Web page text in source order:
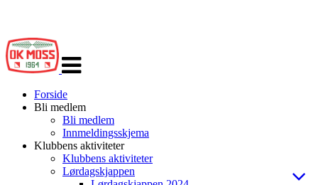
navigasjon
Forside
Bli medlem
Bli medlem
Innmeldingsskjema
Klubbens aktiviteter
Klubbens aktiviteter
Lørdagskjappen